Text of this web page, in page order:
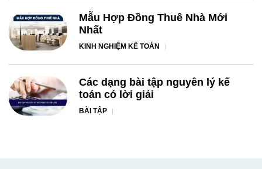
Mẫu Hợp Đồng Thuê Nhà Mới
Nhất
KINH NGHIỆM KẾ TOÁN
Các dạng bài tập nguyên lý kế
toán có lời giải
BÀI TẬP